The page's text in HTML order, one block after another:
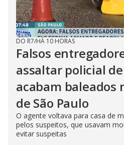
DO R7/HÁ 10 HORAS
Falsos
assaltar policial
acabam baleados
de São Paulo
O agente voltava para casa de
pelos suspeitos, que usavam
evitar suspeitas